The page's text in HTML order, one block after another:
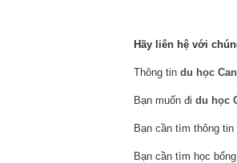
Hãy liên hệ với
Thông tin du học
Bạn muốn đi du học
Bạn cần tìm thông
Bạn cần tìm học bổng